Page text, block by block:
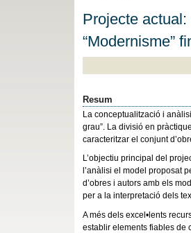
Projecte
“Modernisme”
Resum
La conceptualització i
grau”. La divisió en
caracteritzar el conjunt
L’objectiu principal del
l’anàlisi el model proposat
d’obres i autors amb els
per a la interpretació dels
A més dels excel•lents
establir elements fiables de